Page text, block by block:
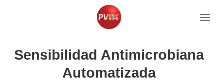
Sensibilidad Antimicrobiana
Automatizada